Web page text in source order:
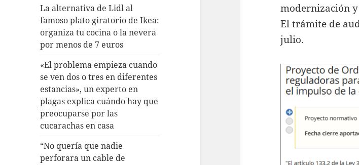
La alternativa de Lidl al
famoso plato giratorio de Ikea:
organiza tu cocina o la nevera
por menos de 7 euros
«El problema empieza cuando
se ven dos o tres en diferentes
estancias», un experto en
plagas explica cuándo hay que
preocuparse por las
cucarachas en casa
“No quería que nadie
perforara un cable de
modernización
El trámite de
julio.